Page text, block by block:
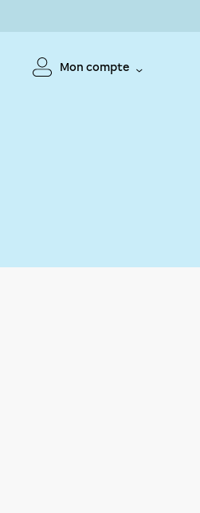
Mon compte